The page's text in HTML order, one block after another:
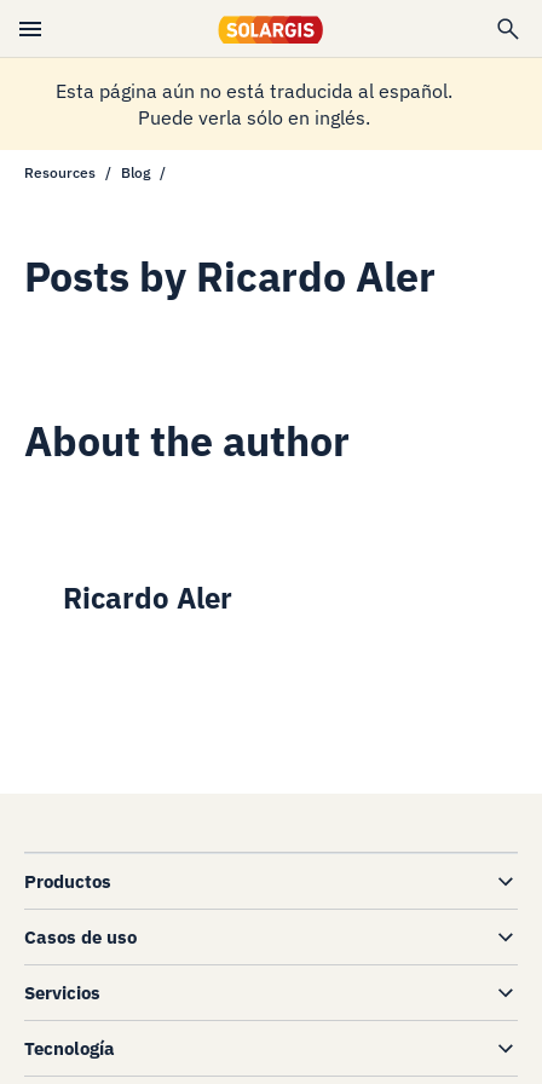
Esta página aún no está traducida al español.
Puede verla sólo en inglés.
Resources Blog
Posts by Ricardo Aler
About the author
Ricardo Aler
Productos
Casos de uso
Servicios
Tecnología